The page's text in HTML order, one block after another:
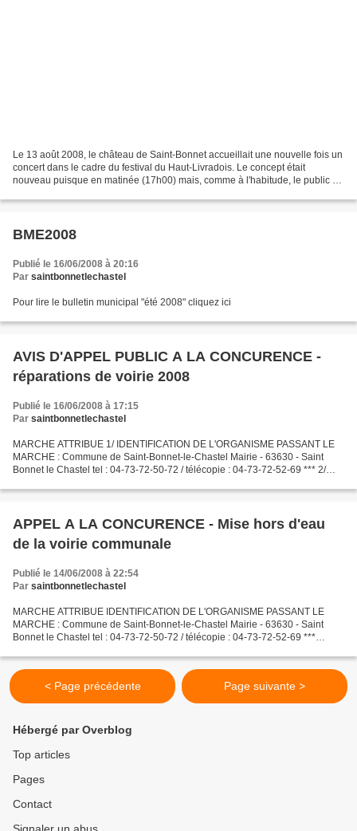
Le 13 août 2008, le château de Saint-Bonnet accueillait une nouvelle fois un
concert dans le cadre du festival du Haut-Livradois. Le concept était
nouveau puisque en matinée (17h00) mais, comme à l'habitude, le public et
BME2008
Publié le 16/06/2008 à 20:16
Par saintbonnetlechastel
Pour lire le bulletin municipal "été 2008" cliquez ici
AVIS D'APPEL PUBLIC A LA CONCURENCE -
réparations de voirie 2008
Publié le 16/06/2008 à 17:15
Par saintbonnetlechastel
MARCHE ATTRIBUE 1/ IDENTIFICATION DE L'ORGANISME PASSANT LE
MARCHE : Commune de Saint-Bonnet-le-Chastel Mairie - 63630 - Saint
Bonnet le Chastel tel : 04-73-72-50-72 / télécopie : 04-73-72-52-69 *** 2/
Chastel...
APPEL A LA CONCURENCE - Mise hors d'eau
de la voirie communale
Publié le 14/06/2008 à 22:54
Par saintbonnetlechastel
MARCHE ATTRIBUE IDENTIFICATION DE L'ORGANISME PASSANT LE
MARCHE : Commune de Saint-Bonnet-le-Chastel Mairie - 63630 - Saint
Bonnet le Chastel tel : 04-73-72-50-72 / télécopie : 04-73-72-52-69 ***
Chastel...
< Page précédente Page suivante >
Hébergé par Overblog
Top articles
Pages
Contact